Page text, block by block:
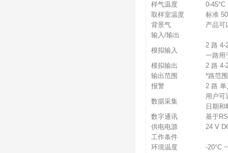
样气温度
0-
取样室温度
标准
背景气
产品可
输入/输出
模拟输入
2 路 4-
一路用
模拟输出
2 路 4-
输出范围
*路范
报警
2 路 单
数据采集
用户可
日期和
数字通讯
基于
供电电源
24 V
工作条件
环境温度
-20°C